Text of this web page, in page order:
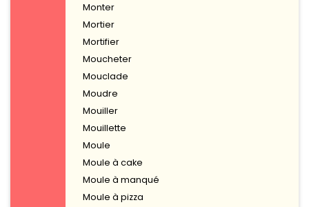
Monter
Mortier
Mortifier
Moucheter
Mouclade
Moudre
Mouiller
Mouillette
Moule
Moule à cake
Moule à manqué
Moule à pizza